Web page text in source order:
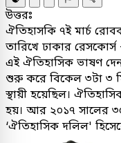
উত্তরঃ
ঐতিহাসকি ৭ই মার্চ
তারিখে ঢাকার
এই ঐতিহাসিক ভাষণ
শুরু করে বিকেল ৩টা ৩
স্থায়ী হয়েছিল।
হয়। আর ২০১৭ সালের
‘ঐতিহাসিক দলিল'